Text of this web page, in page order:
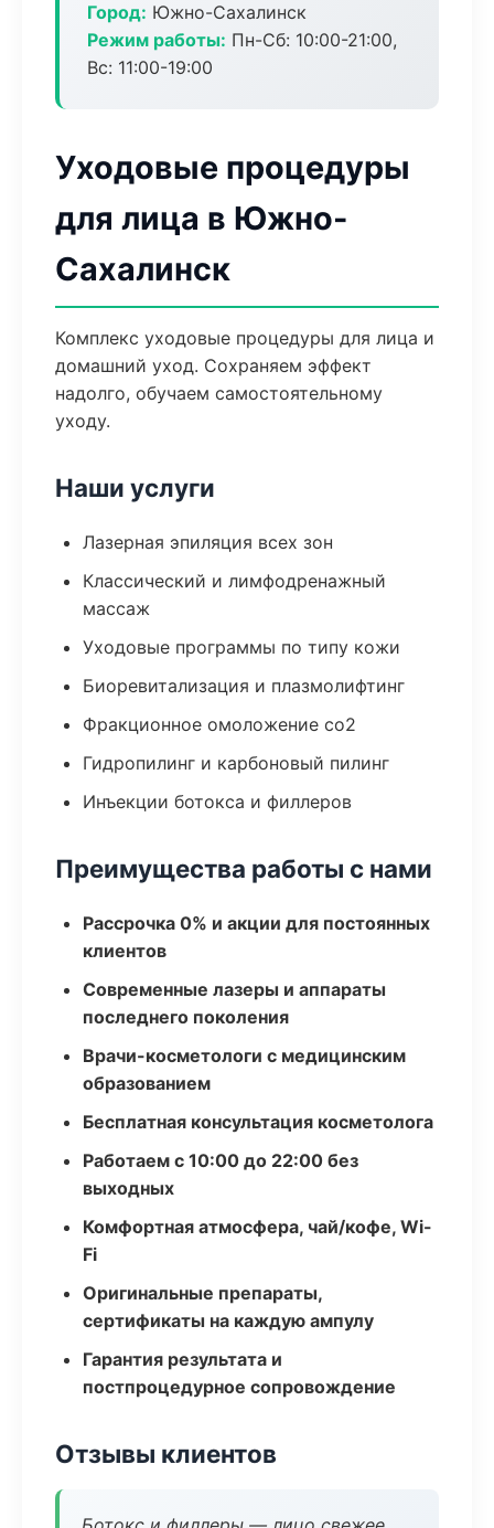
Город: Южно-Сахалинск
Режим работы: Пн-Сб: 10:00-21:00,
Вс: 11:00-19:00
Уходовые процедуры
для лица в Южно-
Сахалинск
Комплекс уходовые процедуры для лица и
домашний уход. Сохраняем эффект
надолго, обучаем самостоятельному
уходу.
Наши услуги
Лазерная эпиляция всех зон
Классический и лимфодренажный
массаж
Уходовые программы по типу кожи
Биоревитализация и плазмолифтинг
Фракционное омоложение co2
Гидропилинг и карбоновый пилинг
Инъекции ботокса и филлеров
Преимущества работы с нами
Рассрочка 0% и акции для постоянных
клиентов
Современные лазеры и аппараты
последнего поколения
Врачи-косметологи с медицинским
образованием
Бесплатная консультация косметолога
Работаем с 10:00 до 22:00 без
выходных
Комфортная атмосфера, чай/кофе, Wi-
Fi
Оригинальные препараты,
сертификаты на каждую ампулу
Гарантия результата и
постпроцедурное сопровождение
Отзывы клиентов